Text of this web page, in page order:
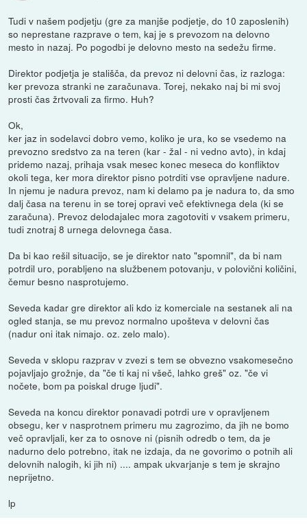
Tudi v našem podjetju (gre za manjše podjetje, do 10 zaposlenih)
so neprestane razprave o tem, kaj je s prevozom na delovno
mesto in nazaj. Po pogodbi je delovno mesto na sedežu firme.
Direktor podjetja je stališča, da prevoz ni delovni čas, iz razloga:
ker prevoza stranki ne zaračunava. Torej, nekako naj bi mi svoj
prosti čas žrtvovali za firmo. Huh?
Ok,
ker jaz in sodelavci dobro vemo, koliko je ura, ko se vsedemo na
prevozno sredstvo za na teren (kar - žal - ni vedno avto), in kdaj
pridemo nazaj, prihaja vsak mesec konec meseca do konfliktov
okoli tega, ker mora direktor pisno potrditi vse opravljene nadure.
In njemu je nadura prevoz, nam ki delamo pa je nadura to, da smo
dalj časa na terenu in se torej opravi več efektivnega dela (ki se
zaračuna). Prevoz delodajalec mora zagotoviti v vsakem primeru,
tudi znotraj 8 urnega delovnega časa.
Da bi kao rešil situacijo, se je direktor nato "spomnil", da bi nam
potrdil uro, porabljeno na službenem potovanju, v polovični količini,
čemur besno nasprotujemo.
Seveda kadar gre direktor ali kdo iz komerciale na sestanek ali na
ogled stanja, se mu prevoz normalno upošteva v delovni čas
(nadur oni itak nimajo. oz. zelo malo).
Seveda v sklopu razprav v zvezi s tem se obvezno vsakomesečno
pojavljajo grožnje, da "če ti kaj ni všeč, lahko greš" oz. "če vi
nočete, bom pa poiskal druge ljudi".
Seveda na koncu direktor ponavadi potrdi ure v opravljenem
obsegu, ker v nasprotnem primeru mu zagrozimo, da jih ne bomo
več opravljali, ker za to osnove ni (pisnih odredb o tem, da je
nadurno delo potrebno, itak ne izdaja, da ne govorimo o potnih ali
delovnih nalogih, ki jih ni) .... ampak ukvarjanje s tem je skrajno
neprijetno.
lp